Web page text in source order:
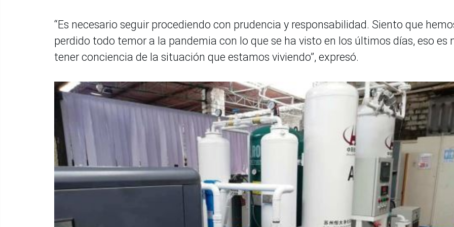
“Es necesario seguir procediendo con prudencia y responsabilidad. Siento que
perdido todo temor a la pandemia con lo que se ha visto en los últimos días, eso es
tener conciencia de la situación que estamos viviendo”, expresó.